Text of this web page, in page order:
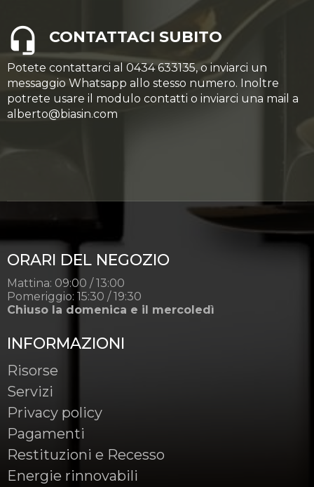
CONTATTACI SUBITO
Potete contattarci al 0434 633135, o inviarci un
messaggio Whatsapp allo stesso numero. Inoltre
potrete usare il modulo contatti o inviarci una mail a
alberto@biasin.com
ORARI DEL NEGOZIO
Mattina: 09:00 / 13:00
Pomeriggio: 15:30 / 19:30
Chiuso la domenica e il mercoledì
INFORMAZIONI
Risorse
Servizi
Privacy policy
Pagamenti
Restituzioni e Recesso
Energie rinnovabili